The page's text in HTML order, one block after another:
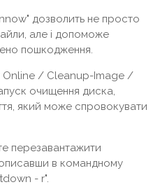
дозволить не просто
але і допоможе
пошкодження.
Online / Cleanup-Image /
очищення диска,
який може спровокувати
перезавантажити
в командному
- r".